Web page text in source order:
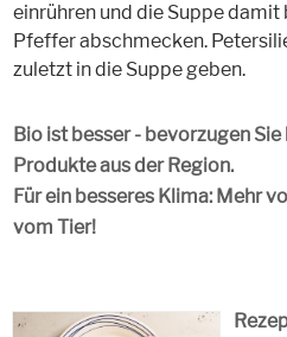
einrühren und die Suppe damit
Pfeffer abschmecken.
zuletzt in die Suppe geben.
Bio ist besser - bevorzugen
Produkte aus der Region.
Für ein besseres Klima: Mehr
vom Tier!